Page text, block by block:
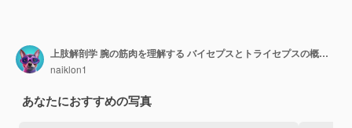
上肢解剖学 腕の筋肉を理解する バイセプスとトライセプスの概念 上肢の解剖学 バイセップス トライセプス 腕の肌
naiklon1
あなたにおすすめの写真